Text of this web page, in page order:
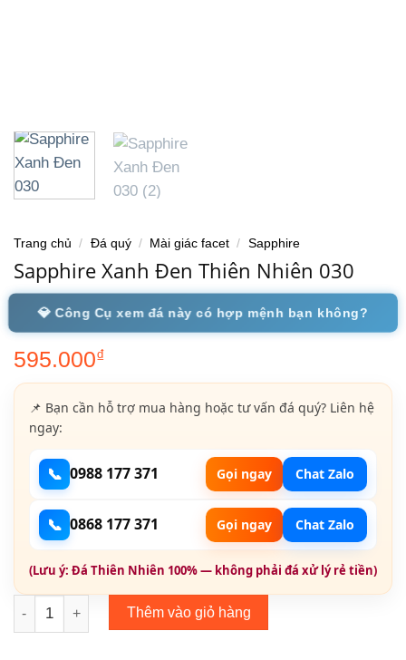
Trang chủ / Đá quý / Mài giác facet / Sapphire
Sapphire Xanh Đen Thiên Nhiên 030
💎 Công Cụ xem đá này có hợp mệnh bạn không?
595.000₫
📌 Bạn cần hỗ trợ mua hàng hoặc tư vấn đá quý? Liên hệ
ngay:
📞 0988 177 371 Gọi ngay Chat Zalo
📞 0868 177 371 Gọi ngay Chat Zalo
(Lưu ý: Đá Thiên Nhiên 100% — không phải đá xử lý rẻ tiền)
Sapphire Xanh Đen Thiên Nhiên 030 số lượng
Thêm vào giỏ hàng